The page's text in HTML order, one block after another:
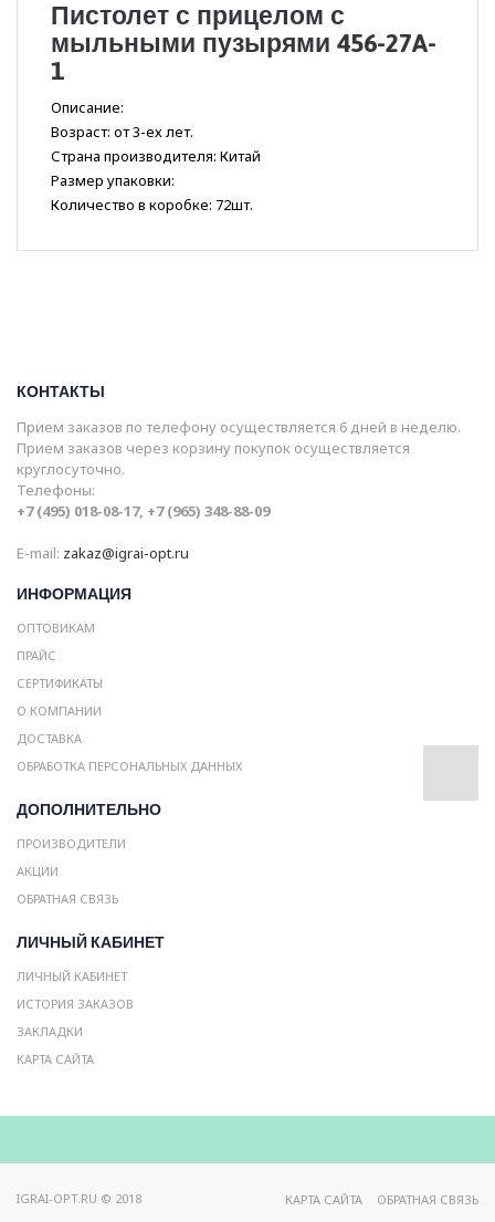
Пистолет с прицелом с
мыльными пузырями 456-27A-
1
Описание:
Возраст: от 3-ех лет.
Страна производителя: Китай
Размер упаковки:
Количество в коробке: 72шт.
КОНТАКТЫ
Прием заказов по телефону осуществляется 6 дней в неделю.
Прием заказов через корзину покупок осуществляется
круглосуточно.
Телефоны:
+7 (495) 018-08-17, +7 (965) 348-88-09
E-mail: zakaz@igrai-opt.ru
ИНФОРМАЦИЯ
ОПТОВИКАМ
ПРАЙС
СЕРТИФИКАТЫ
О КОМПАНИИ
ДОСТАВКА
ОБРАБОТКА ПЕРСОНАЛЬНЫХ ДАННЫХ
ДОПОЛНИТЕЛЬНО
ПРОИЗВОДИТЕЛИ
АКЦИИ
ОБРАТНАЯ СВЯЗЬ
ЛИЧНЫЙ КАБИНЕТ
ЛИЧНЫЙ КАБИНЕТ
ИСТОРИЯ ЗАКАЗОВ
ЗАКЛАДКИ
КАРТА САЙТА
IGRAI-OPT.RU © 2018 КАРТА САЙТА ОБРАТНАЯ СВЯЗЬ